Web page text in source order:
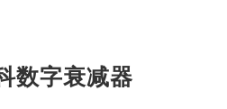
数字衰减器